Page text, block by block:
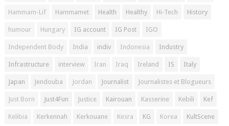
Hammam-Lif Hammamet Health Healthy Hi-Tech History
humour Hungary IG account IG Post IGO
Independent Body India indiv Indonesia Industry
Infrastructure interview Iran Iraq Ireland IS Italy
Japan Jendouba Jordan Journalist Journalistes et Blogueurs
Just Born Just4Fun Justice Kairouan Kasserine Kebili Kef
Kelibia Kerkennah Kerkouane Kesra KG Korea KultScene